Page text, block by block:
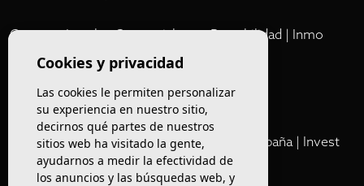
Comprar Locales Comerciales en Rentabilidad | Inmo
Olaya
Cartera Privada de Activos Hoteleros en España | Invest
Inmo Olaya
Cookies y privacidad
Las cookies le permiten personalizar
su experiencia en nuestro sitio,
decirnos qué partes de nuestros
sitios web ha visitado la gente,
ayudarnos a medir la efectividad de
los anuncios y las búsquedas web, y